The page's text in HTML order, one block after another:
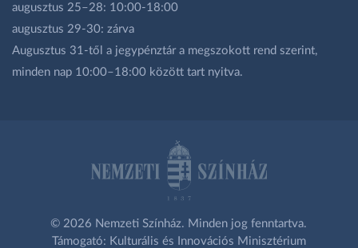
augusztus 25–28: 10:00-18:00
augusztus 29-30: zárva
Augusztus 31-től a jegypénztár a megszokott rend szerint,
minden nap 10:00–18:00 között tart nyitva.
© 2026 Nemzeti Színház. Minden jog fenntartva.
Támogató: Kulturális és Innovációs Minisztérium